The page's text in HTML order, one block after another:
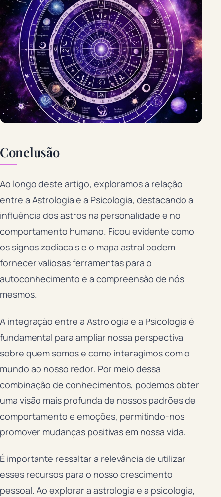
Conclusão
Ao longo deste artigo, exploramos a relação
entre a Astrologia e a Psicologia, destacando a
influência dos astros na personalidade e no
comportamento humano. Ficou evidente como
os signos zodiacais e o mapa astral podem
fornecer valiosas ferramentas para o
autoconhecimento e a compreensão de nós
mesmos.
A integração entre a Astrologia e a Psicologia é
fundamental para ampliar nossa perspectiva
sobre quem somos e como interagimos com o
mundo ao nosso redor. Por meio dessa
combinação de conhecimentos, podemos obter
uma visão mais profunda de nossos padrões de
comportamento e emoções, permitindo-nos
promover mudanças positivas em nossa vida.
É importante ressaltar a relevância de utilizar
esses recursos para o nosso crescimento
pessoal. Ao explorar a astrologia e a psicologia,